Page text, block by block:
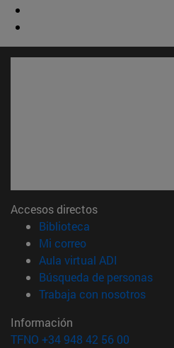
Accesos directos
Biblioteca
Mi correo(abre en nueva
Aula virtual ADI
Búsqueda de personas
Trabaja con nosotros(abre
Información
TFNO +34 948 42 56 00